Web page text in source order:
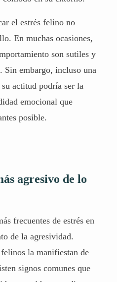
el estrés felino no
En muchas ocasiones,
son sutiles y
Sin embargo, incluso una
actitud podría ser la
emocional que
posible.
agresivo de lo
frecuentes de estrés en
de la agresividad.
la manifiestan de
signos comunes que